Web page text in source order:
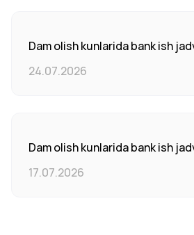
Dam olish kunlarida bank ish
24.07.2026
Dam olish kunlarida bank ish
17.07.2026